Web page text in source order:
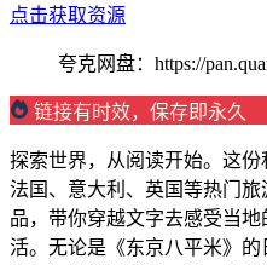
点击获取资源
夸克网盘：https://
链接有时效，保存即永久
探索世界，从阅读开始。这份
法国、意大利、英国等热门
品，带你穿越文字去感受当
活。无论是《东京八平米》